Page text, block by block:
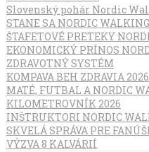
Slovenský pohár Nordic
STANE SA NORDIC
ŠTAFETOVÉ PRETEKY
EKONOMICKÝ PRÍNOS
ZDRAVOTNÝ SYSTÉM
KOMPAVA BEH ZDRAVIA 2026
MATÉ, FUTBAL A NORDIC
KILOMETROVNÍK 2026
INŠTRUKTORI NORDIC
SKVELÁ SPRÁVA PRE
VÝZVA 8 KALVÁRIÍ